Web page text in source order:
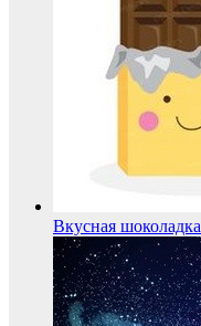
Вкусная шоколадка